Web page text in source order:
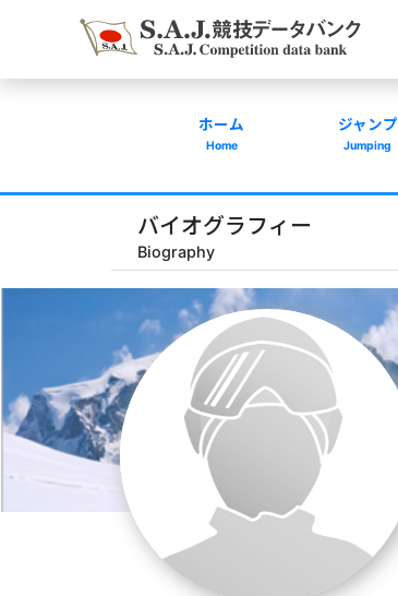
ホーム
Home
ジャンプ
Jumping
バイオグラフィー
Biography